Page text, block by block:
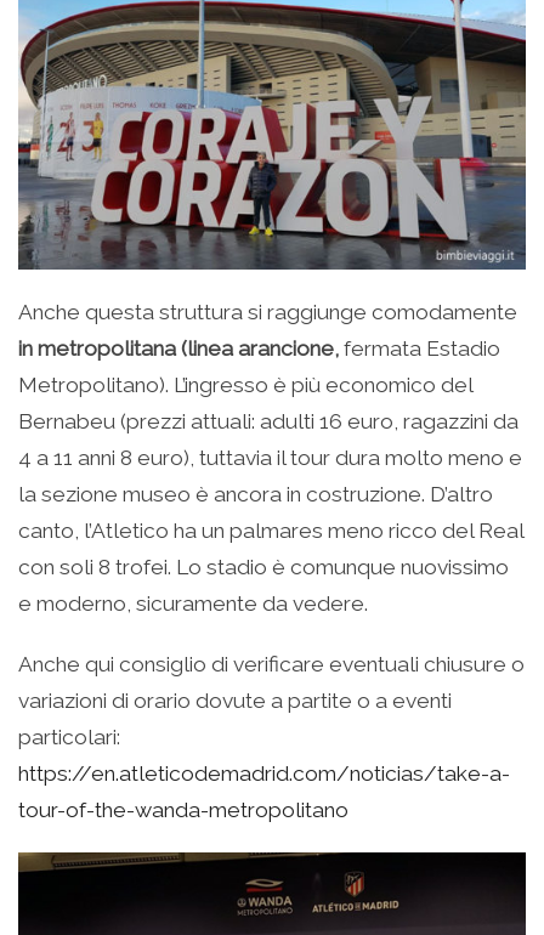
Anche questa struttura si raggiunge comodamente
in metropolitana (linea arancione, fermata Estadio
Metropolitano). L’ingresso è più economico del
Bernabeu (prezzi attuali: adulti 16 euro, ragazzini da
4 a 11 anni 8 euro), tuttavia il tour dura molto meno e
la sezione museo è ancora in costruzione. D’altro
canto, l’Atletico ha un palmares meno ricco del Real
con soli 8 trofei. Lo stadio è comunque nuovissimo
e moderno, sicuramente da vedere.
Anche qui consiglio di verificare eventuali chiusure o
variazioni di orario dovute a partite o a eventi
particolari:
https://en.atleticodemadrid.com/noticias/take-a-
tour-of-the-wanda-metropolitano